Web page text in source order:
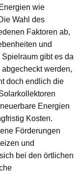
wie
Wahl des
Faktoren ab,
und
gibt es da
werden,
doch endlich die
Energien
Kosten.
Förderungen
und
bei den örtlichen